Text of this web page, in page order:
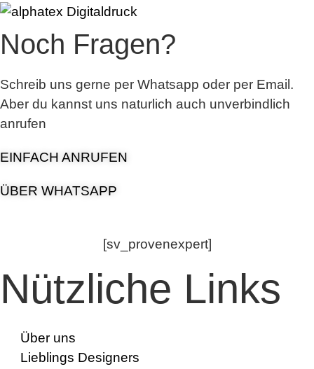
Noch Fragen?
Schreib uns gerne per Whatsapp oder per Email.
Aber du kannst uns naturlich auch unverbindlich
anrufen
EINFACH ANRUFEN
ÜBER WHATSAPP
[sv_provenexpert]
Nützliche Links
Über uns
Lieblings Designers